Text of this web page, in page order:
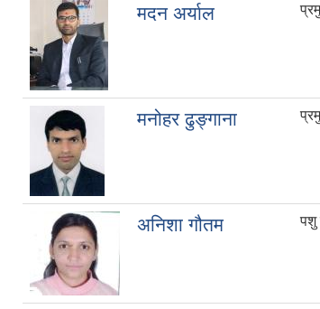
मदन अर्याल
मनोहर ढुङ्गाना
अनिशा गौतम पशु